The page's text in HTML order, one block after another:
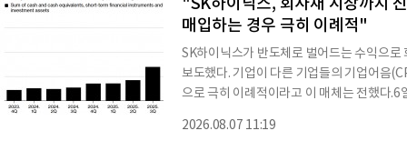
"SK하이닉스, 회사채 시장까지
매입하는 경우 극히 이례적"
SK하이닉스가 반도체로 벌어드는 수익으
보도했다. 기업이 다른 기업들의 기업어음
으로 극히 이례적이라고 이 매체는 전했다
회사채 매입에 투자할 것으로 예상된다고
2026.08.07 11:19